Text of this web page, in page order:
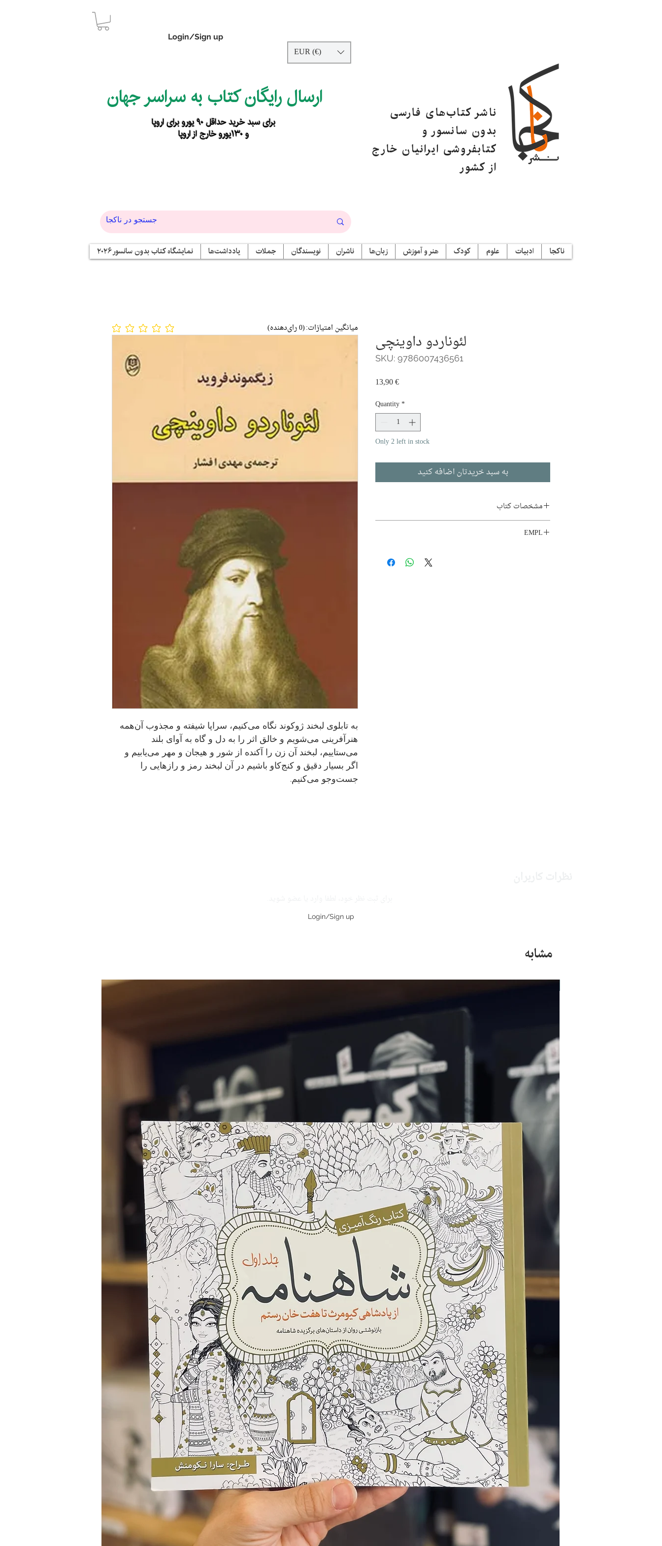
Login/Sign up
EUR (€)
ارسال رایگان کتاب به سراسر جهان
برای سبد خرید حداقل ۹۰ یورو برای اروپا
و ۱۳۰یورو خارج از اروپا
ناشر کتاب‌های فارسی
بدون سانسور و
کتابفروشی ایرانیان خارج
از کشور
ناکجا ادبیات علوم کودک هنر و آموزش زبان‌ها ناشران نویسندگان جملات یادداشت‌ها نمایشگاه کتاب بدون سانسور ۲۰۲۶
به تابلوی لبخند ژوکوند نگاه می‌کنیم، سراپا شیفته و مجذوب آن‌همه
هنرآفرینی می‌شویم و خالق اثر را به دل و گاه به آوای بلند
می‌ستاییم، لبخند آن زن را آکنده از شور و هیجان و مهر می‌یابیم و
اگر بسیار دقیق و کنج‌کاو باشیم در آن لبخند رمز و رازهایی را
جست‌وجو می‌کنیم.
لئوناردو داوینچی
SKU: 9786007436561
13,90 €Price
Quantity*
Only 2 left in stock
به سبد خریدتان اضافه کنید
مشخصات کتاب
نویسنده:
EMPL
No ratings yet میانگین امتیازات:(0 رای‌دهنده)
Login/Sign up
مشابه